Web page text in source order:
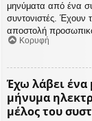
μηνύματα από ένα
συντονιστές. Έχουν
αποστολή
Κορυφή
Έχω λάβει
μήνυμα
μέλος του